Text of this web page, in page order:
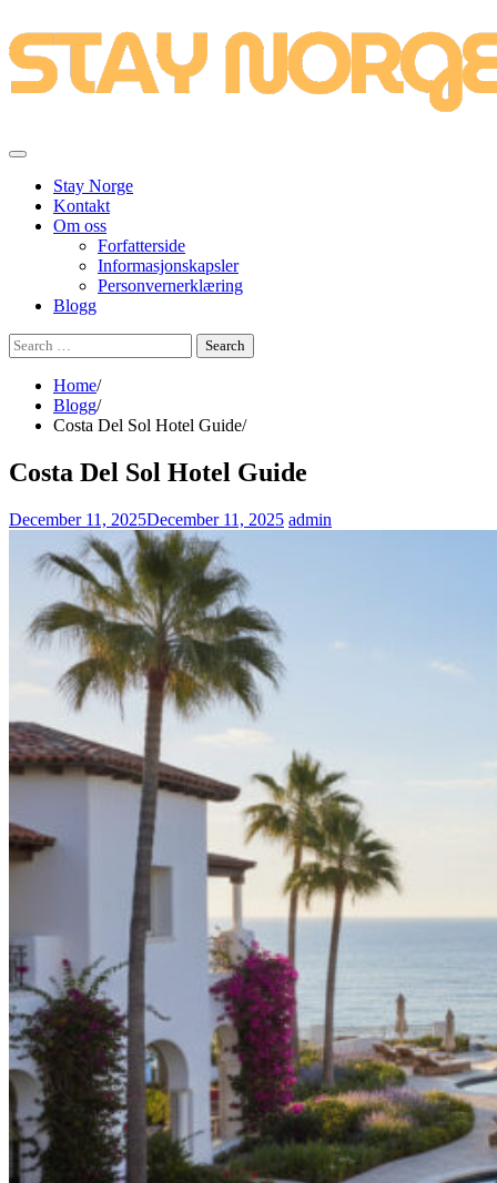
to
content
Stay Norge
Kontakt
Om oss
Forfatterside
Informasjonskapsler
Personvernerklæring
Blogg
Search
for:
Home
Blogg
Costa Del Sol Hotel Guide
Costa Del Sol Hotel Guide
December 11, 2025December 11, 2025 admin